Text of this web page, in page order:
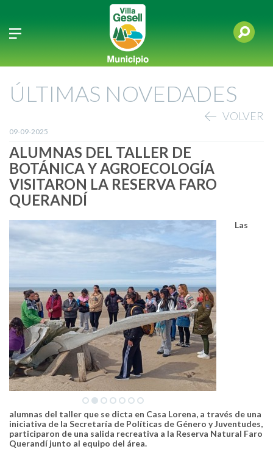
ÚLTIMAS NOVEDADES
VOLVER
09-09-2025
ALUMNAS DEL TALLER DE
BOTÁNICA Y AGROECOLOGÍA
VISITARON LA RESERVA FARO
QUERANDÍ
Las
alumnas del taller que se dicta en Casa Lorena, a través de una
iniciativa de la Secretaría de Políticas de Género y Juventudes,
participaron de una salida recreativa a la Reserva Natural Faro
Querandí junto al equipo del área.